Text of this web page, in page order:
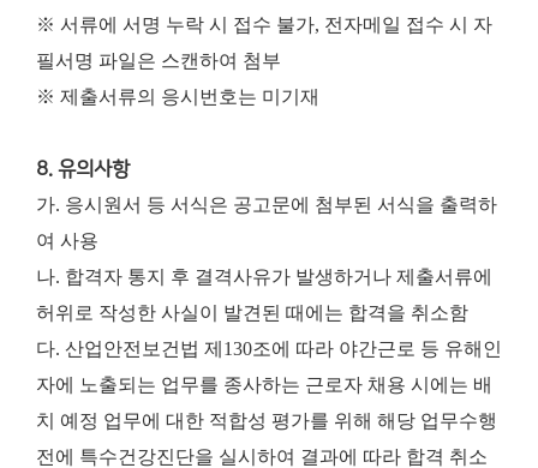
※ 서류에 서명 누락 시 접수 불가, 전자메일 접수 시 자
필서명 파일은 스캔하여 첨부
※ 제출서류의 응시번호는 미기재
8. 유의사항
가. 응시원서 등 서식은 공고문에 첨부된 서식을 출력하
여 사용
나. 합격자 통지 후 결격사유가 발생하거나 제출서류에
허위로 작성한 사실이 발견된 때에는 합격을 취소함
다. 산업안전보건법 제130조에 따라 야간근로 등 유해인
자에 노출되는 업무를 종사하는 근로자 채용 시에는 배
치 예정 업무에 대한 적합성 평가를 위해 해당 업무수행
전에 특수건강진단을 실시하여 결과에 따라 합격 취소